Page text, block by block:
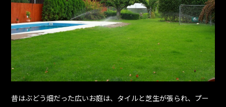
昔はぶどう畑だった広いお庭は、タイルと芝生が張られ、プー